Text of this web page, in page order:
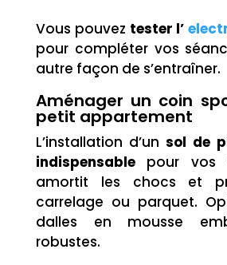
Vous pouvez tester l’
pour compléter vos
autre façon de s’entraîner.
Aménager un coin
petit appartement
L’installation d’un sol de
indispensablepour vos
amortit les chocs et
carrelage ou parquet.
dalles en mousse
robustes.